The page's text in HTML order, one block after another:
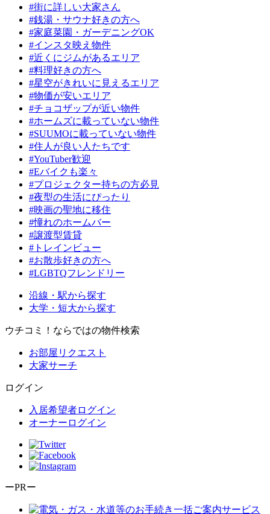
#街に詳しい大家さん
#銭湯・サウナ好きの方へ
#家庭菜園・ガーデニングOK
#インスタ映え物件
#近くにジムがあるエリア
#料理好きの方へ
#星空がきれいに見えるエリア
#物価が安いエリア
#チョコザップが近い物件
#ホームズに載っていない物件
#SUUMOに載っていない物件
#住人が良い人たちです
#YouTuber歓迎
#Eバイクも楽々
#プロジェクター持ちの方必見
#夜型の生活にぴったり
#映画の聖地に移住
#憧れのホームバー
#譲渡型賃貸
#トレインビュー
#お散歩好きの方へ
#LGBTQフレンドリー
沿線・駅から探す
大学・短大から探す
ウチコミ！ならではの物件検索
お部屋リクエスト
大家サーチ
ログイン
入居希望者ログイン
オーナーログイン
ーPRー